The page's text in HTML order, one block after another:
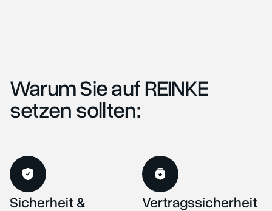
Warum Sie auf REINKE
setzen sollten:
Sicherheit &
Vertragssicherheit